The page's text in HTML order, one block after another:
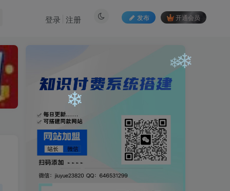
发布 开通会员
登录 注册
❄
❄